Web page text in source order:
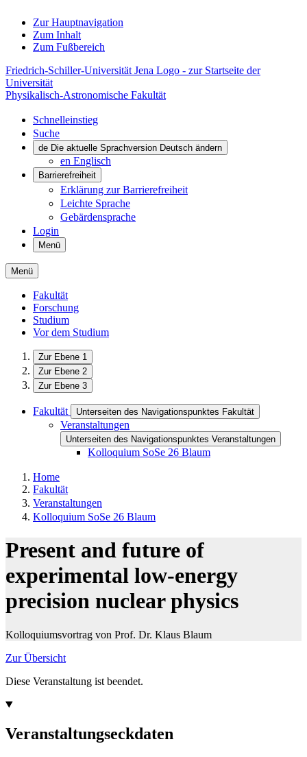
Zur Hauptnavigation
Zum Inhalt
Zum Fußbereich
Friedrich-Schiller-Universität Jena Logo - zur Startseite der
Universität
Physikalisch-Astronomische Fakultät
Schnelleinstieg
Suche
de Die aktuelle Sprachversion Deutsch ändern
en Englisch
Barrierefreiheit
Erklärung zur Barrierefreiheit
Leichte Sprache
Gebärdensprache
Login
Menü
Menü
Fakultät
Forschung
Studium
Vor dem Studium
Zur Ebene 1
Zur Ebene 2
Zur Ebene 3
Fakultät Unterseiten des Navigationspunktes Fakultät
Veranstaltungen
Unterseiten des Navigationspunktes Veranstaltungen
Kolloquium SoSe 26 Blaum
Home
Fakultät
Veranstaltungen
Kolloquium SoSe 26 Blaum
Present and future of
experimental low-energy
precision nuclear physics
Kolloquiumsvortrag von Prof. Dr. Klaus Blaum
Zur Übersicht
Diese Veranstaltung ist beendet.
Veranstaltungseckdaten